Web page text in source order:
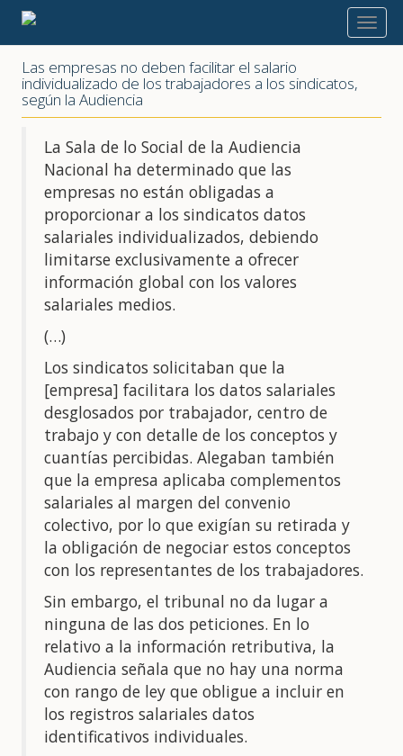
2025
Las empresas no deben facilitar el salario
individualizado de los trabajadores a los sindicatos,
según la Audiencia
La Sala de lo Social de la Audiencia
Nacional ha determinado que las
empresas no están obligadas a
proporcionar a los sindicatos datos
salariales individualizados, debiendo
limitarse exclusivamente a ofrecer
información global con los valores
salariales medios.
(…)
Los sindicatos solicitaban que la
[empresa] facilitara los datos salariales
desglosados por trabajador, centro de
trabajo y con detalle de los conceptos y
cuantías percibidas. Alegaban también
que la empresa aplicaba complementos
salariales al margen del convenio
colectivo, por lo que exigían su retirada y
la obligación de negociar estos conceptos
con los representantes de los trabajadores.
Sin embargo, el tribunal no da lugar a
ninguna de las dos peticiones. En lo
relativo a la información retributiva, la
Audiencia señala que no hay una norma
con rango de ley que obligue a incluir en
los registros salariales datos
identificativos individuales.